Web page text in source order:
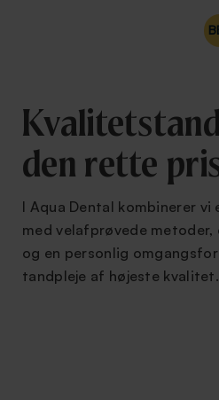
den rette
I Aqua Dental kombinerer
med velafprøvede metoder,
og en personlig
tandpleje af højeste kvalitet.